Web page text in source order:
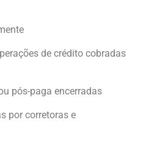
de crédito cobradas
pós-paga encerradas
por corretoras e